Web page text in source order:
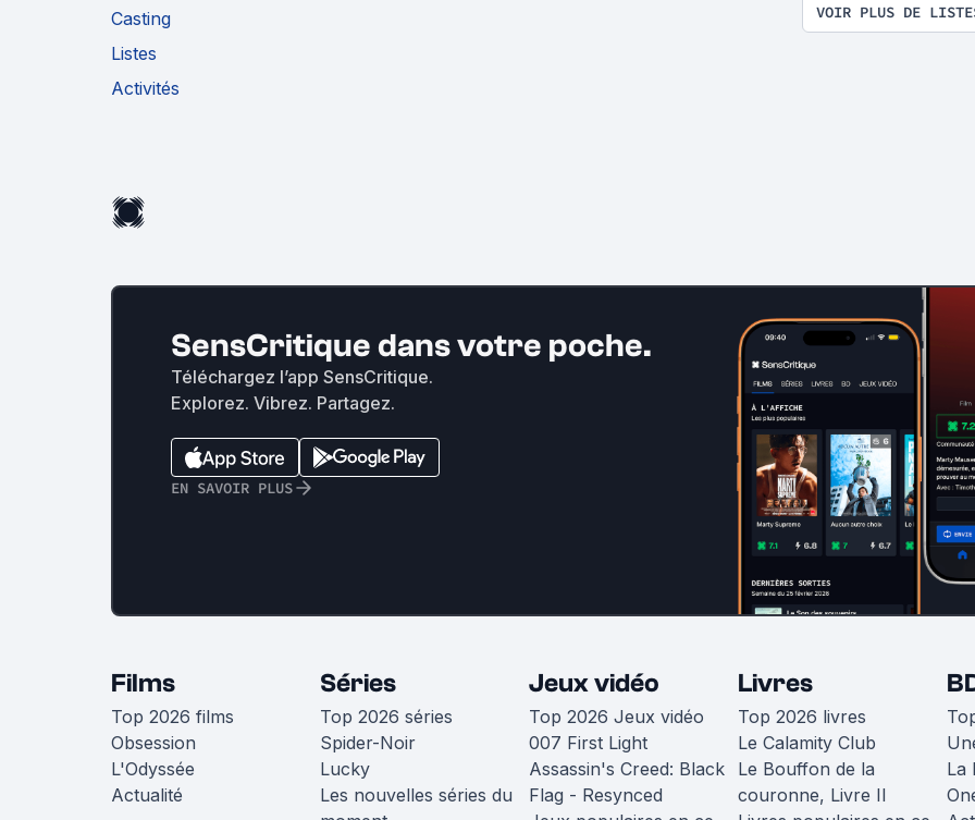
Casting
Listes
Activités
VOIR PLUS DE
SensCritique dans votre poche.
Téléchargez l’app SensCritique.
Explorez. Vibrez. Partagez.
EN SAVOIR PLUS
Films
Top 2026 films
Obsession
L'Odyssée
Actualité
Séries
Top 2026 séries
Spider-Noir
Lucky
Les nouvelles séries du
Jeux vidéo
Top 2026 Jeux vidéo
007 First Light
Assassin's Creed: Black
Flag - Resynced
Livres
Top 2026 livres
Le Calamity Club
Le Bouffon de la
couronne, Livre II
La